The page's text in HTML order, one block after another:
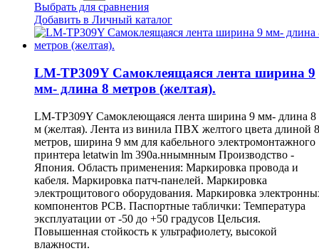
Выбрать для сравнения
Добавить в Личный каталог
LM-TP309Y Самоклеящаяся лента ширина 9
мм- длина 8 метров (желтая).
LM-TP309Y Самоклеющаяся лента ширина 9 мм- длина 8
м (желтая). Лента из винила ПВХ желтого цвета длиной 8
метров, ширина 9 мм для кабельного электромонтажного
принтера letatwin lm 390a.ннымнным Производство -
Япония. Область применения: Маркировка провода и
кабеля. Маркировка патч-панелей. Маркировка
электрощитового оборудования. Маркировка
компонентов РСВ. Паспортные таблички: Температура
эксплуатации от -50 до +50 градусов Цельсия.
Повышенная стойкость к ультрафиолету, высокой
влажности.